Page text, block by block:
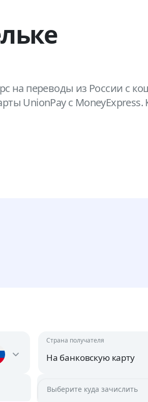
переводы из России с
UnionPay с
Страна получателя
На банковскую карту
Австрия
Выберите куда зачислить
uzs